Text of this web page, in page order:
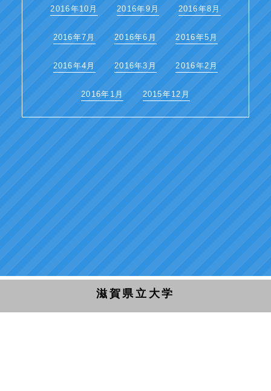
2016年10月 2016年9月 2016年8月
2016年7月 2016年6月 2016年5月
2016年4月 2016年3月 2016年2月
2016年1月 2015年12月
滋賀県立大学